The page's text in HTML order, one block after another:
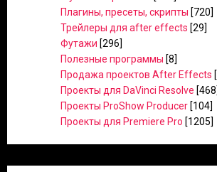
Плагины, пресеты, скрипты [720]
Трейлеры для after effects [29]
Футажи [296]
Полезные программы [8]
Продажа проектов After Effects
Проекты для DaVinci Resolve [468]
Проекты ProShow Producer [104]
Проекты для Premiere Pro [1205]